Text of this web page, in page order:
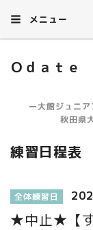
メニュー
Ｏｄａｔｅ
ー大館ジュニ
秋田県
練習日程表
全体練習日
★中止★【す